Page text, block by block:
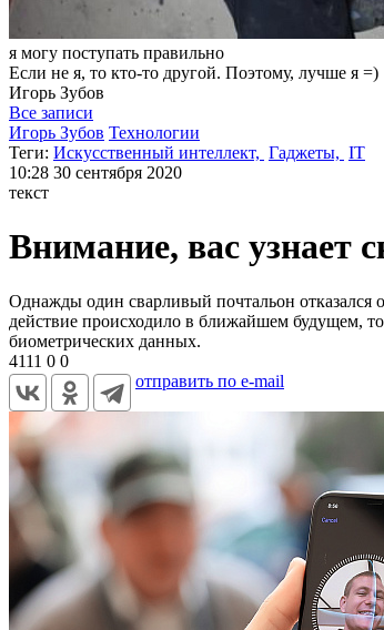
я могу поступать правильно
Если не я, то кто-то другой. Поэтому, лучше я =)
Игорь Зубов
Все записи
Игорь Зубов Технологии
Теги: Искусственный интеллект, Гаджеты, IT
10:28 30 сентября 2020
текст
Внимание, вас узнает
Однажды один сварливый почтальон отказался
действие происходило в ближайшем будущем,
биометрических данных.
4111 0 0
отправить по e-mail